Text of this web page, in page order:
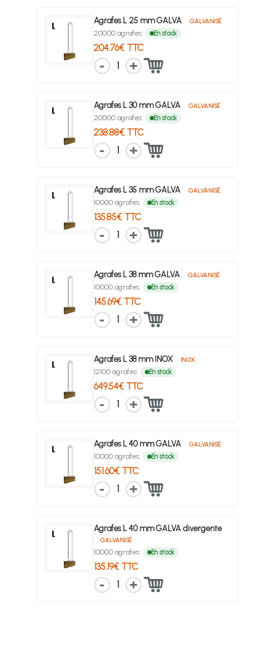
Agrafes L 25 mm GALVA GALVANISÉ
20000 agrafes En stock
204.76€ TTC
1
Agrafes L 30 mm GALVA GALVANISÉ
20000 agrafes En stock
238.88€ TTC
1
Agrafes L 35 mm GALVA GALVANISÉ
10000 agrafes En stock
135.85€ TTC
1
Agrafes L 38 mm GALVA GALVANISÉ
10000 agrafes En stock
145.69€ TTC
1
Agrafes L 38 mm INOX INOX
12100 agrafes En stock
649.54€ TTC
1
Agrafes L 40 mm GALVA GALVANISÉ
10000 agrafes En stock
151.60€ TTC
1
Agrafes L 40 mm GALVA divergente
GALVANISÉ
10000 agrafes En stock
135.19€ TTC
1